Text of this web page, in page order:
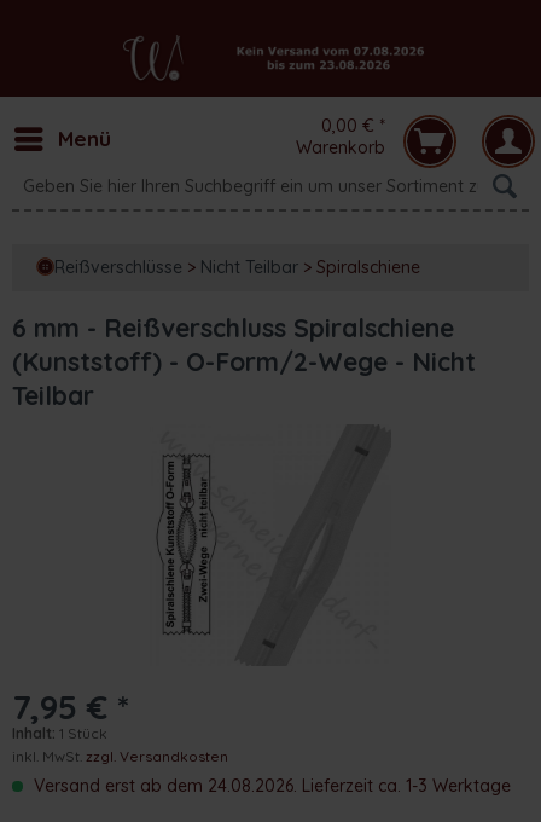
Menü
0,00 € *
Warenkorb
Reißverschlüsse > Nicht Teilbar > Spiralschiene
6 mm - Reißverschluss Spiralschiene
(Kunststoff) - O-Form/2-Wege - Nicht
Teilbar
7,95 € *
Inhalt: 1 Stück
inkl. MwSt. zzgl. Versandkosten
Versand erst ab dem 24.08.2026. Lieferzeit ca. 1-3 Werktage